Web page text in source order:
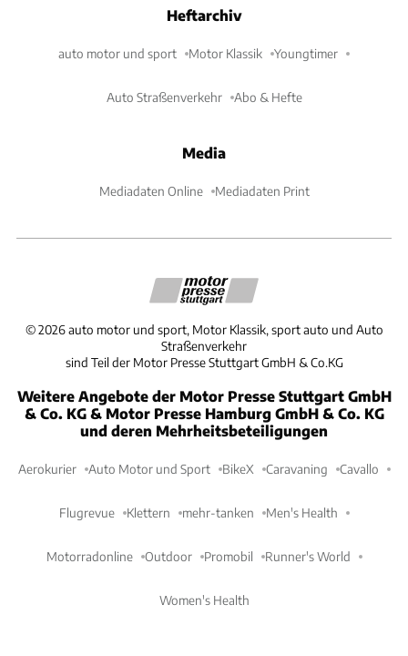
Heftarchiv
auto motor und sport Motor Klassik Youngtimer
Auto Straßenverkehr Abo & Hefte
Media
Mediadaten Online Mediadaten Print
©2026 auto motor und sport, Motor Klassik, sport auto und Auto
Straßenverkehr
sind Teil der Motor Presse Stuttgart GmbH & Co.KG
Weitere Angebote der Motor Presse Stuttgart GmbH
& Co. KG & Motor Presse Hamburg GmbH & Co. KG
und deren Mehrheitsbeteiligungen
Aerokurier Auto Motor und Sport BikeX Caravaning Cavallo
Flugrevue Klettern mehr-tanken Men's Health
Motorradonline Outdoor Promobil Runner's World
Women's Health